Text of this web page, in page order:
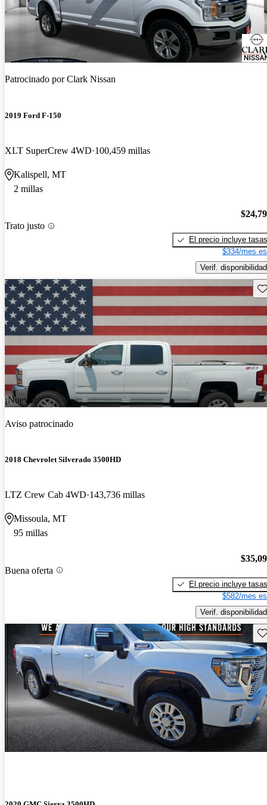
Patrocinado porClark Nissan
2019 Ford F-150
XLT SuperCrew 4WD 100,459 millas
Kalispell, MT
2 millas
Trato justo
El precio incluye tasas
$334/mes
Verif. disponibilidad
¡Nuevo!
Aviso patrocinado
2018 Chevrolet Silverado 3500HD
LTZ Crew Cab 4WD 143,736 millas
Missoula, MT
95 millas
Buena oferta
El precio incluye tasas
$582/mes
Verif. disponibilidad